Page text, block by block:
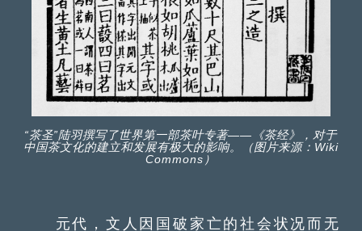
“茶圣”陆羽撰写了世界第一部茶叶专著——《茶经》，对于
中国茶文化的建立和发展有极大的影响。（图片来源：Wiki
Commons）
元代，文人因国破家亡的社会状况而无